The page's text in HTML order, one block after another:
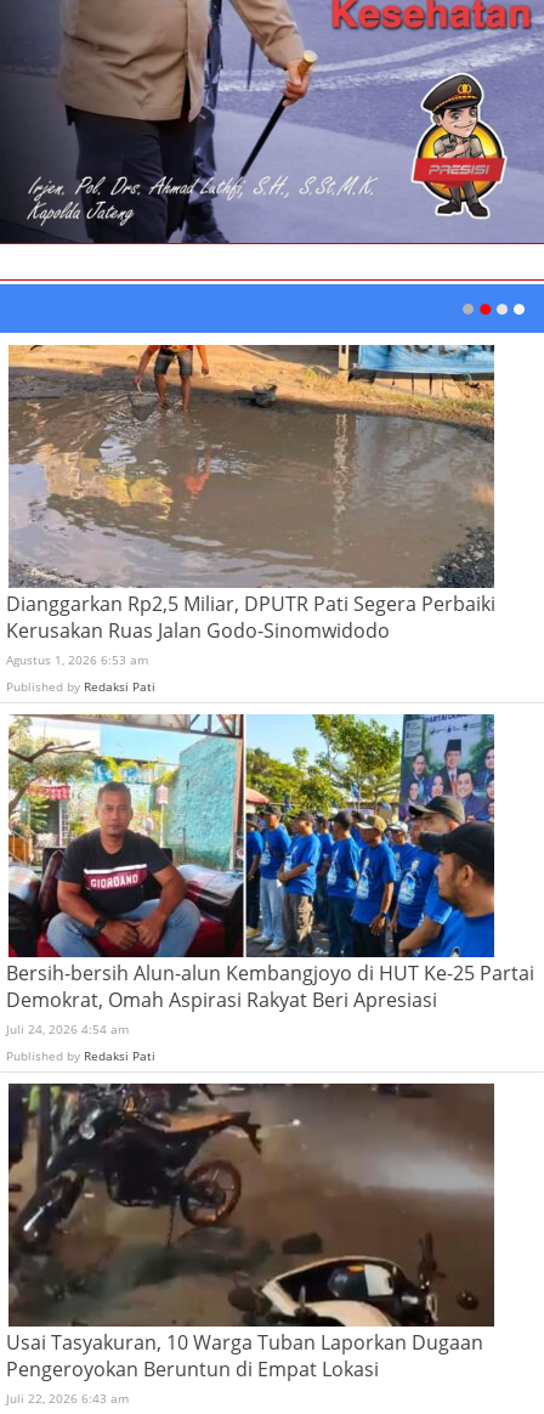
Dianggarkan Rp2,5 Miliar, DPUTR Pati Segera Perbaiki
Kerusakan Ruas Jalan Godo-Sinomwidodo
Agustus 1, 2026 6:53 am
Published by Redaksi Pati
Bersih-bersih Alun-alun Kembangjoyo di HUT Ke-25 Partai
Demokrat, Omah Aspirasi Rakyat Beri Apresiasi
Juli 24, 2026 4:54 am
Published by Redaksi Pati
Usai Tasyakuran, 10 Warga Tuban Laporkan Dugaan
Pengeroyokan Beruntun di Empat Lokasi
Juli 22, 2026 6:43 am